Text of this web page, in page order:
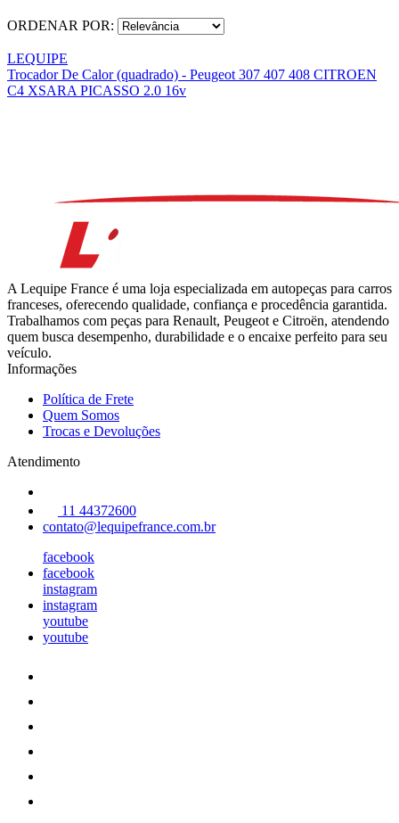
ORDENAR POR:
LEQUIPE
Trocador De Calor (quadrado) - Peugeot 307 407 408 CITROEN
C4 XSARA PICASSO 2.0 16v
A Lequipe France é uma loja especializada em autopeças para carros
franceses, oferecendo qualidade, confiança e procedência garantida.
Trabalhamos com peças para Renault, Peugeot e Citroën, atendendo
quem busca desempenho, durabilidade e o encaixe perfeito para seu
veículo.
Informações
Política de Frete
Quem Somos
Trocas e Devoluções
Atendimento
11 44372600
contato@lequipefrance.com.br
facebook
facebook
instagram
instagram
youtube
youtube